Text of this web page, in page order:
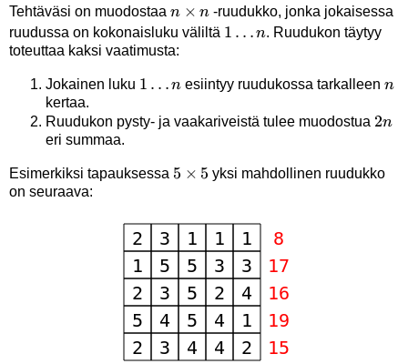
Tehtäväsi on muodostaa n
\times
n
n × n -ruudukko, jonka jokaisessa
ruudussa on kokonaisluku väliltä 1
1 … n. Ruudukon täytyy
toteuttaa kaksi vaatimusta:
Jokainen luku 1
n
1 … n esiintyy ruudukossa tarkalleenn
n
kertaa.
Ruudukon pysty- ja vaakariveistä tulee muodostua 2n
2n
eri summaa.
Esimerkiksi tapauksessa 5
5 × 5 yksi mahdollinen ruudukko
on seuraava: